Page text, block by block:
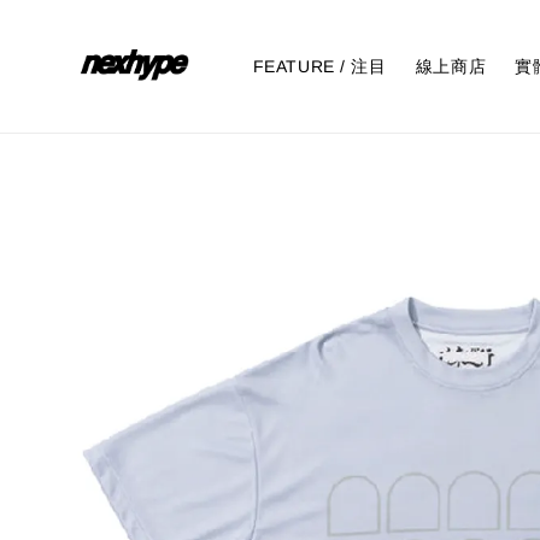
FEATURE / 注目 線上商店 實